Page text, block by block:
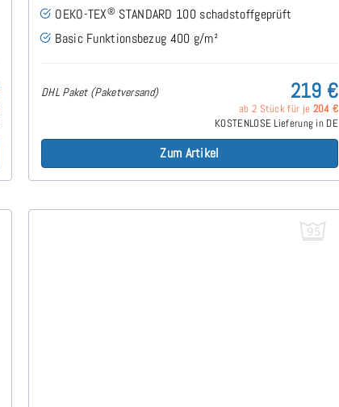
OEKO-TEX® STANDARD 100 schadstoffgeprüft
Basic Funktionsbezug 400 g/m²
DHL Paket (Paketversand) 219 €
ab 2 Stück für je 204 €
KOSTENLOSE Lieferung in DE
Zum Artikel